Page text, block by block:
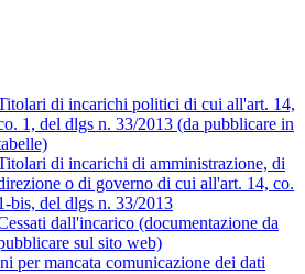
di incarichi politici di cui all'art. 14,
1, del dlgs n. 33/2013 (da pubblicare in
di incarichi di amministrazione, di
o di governo di cui all'art. 14, co.
bis, del dlgs n. 33/2013
dall'incarico (documentazione da
sul sito web)
per mancata comunicazione dei dati